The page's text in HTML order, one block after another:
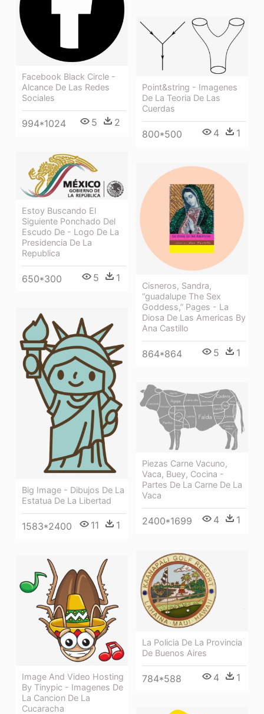
Facebook Black Circle -
Alcance De Las Redes
Sociales
994*1024 5 2
Point&string - Imagenes
De La Teoria De Las
Cuerdas
800*500 4 1
Estoy Buscando El
Siguiente Ponchado Del
Escudo De - Logo De La
Presidencia De La
Republica
650*300 5 1
Cisneros, Sandra,
“guadalupe The Sex
Goddess,” Pages - La
Diosa De Las Americas By
Ana Castillo
864*864 5 1
Big Image - Dibujos De La
Estatua De La Libertad
1583*2400 11 1
Piezas Carne Vacuno,
Vaca, Buey, Cocina -
Partes De La Carne De La
Vaca
2400*1699 4 1
La Policia De La Provincia
De Buenos Aires
784*588 4 1
Image And Video Hosting
By Tinypic - Imagenes De
La Cancion De La
Cucaracha